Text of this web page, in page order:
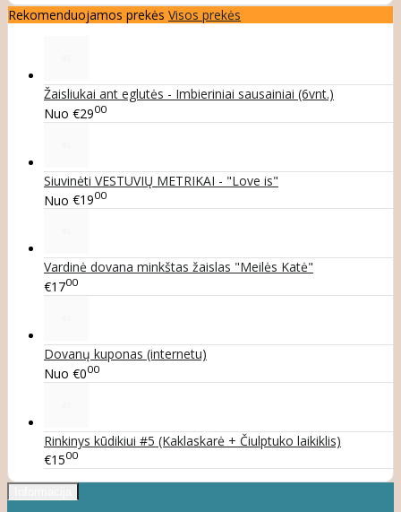
Rekomenduojamos prekės Visos prekės
Žaisliukai ant eglutės - Imbieriniai sausainiai (6vnt.)
Nuo €2900
Siuvinėti VESTUVIŲ METRIKAI - "Love is"
Nuo €1900
Vardinė dovana minkštas žaislas "Meilės Katė"
€1700
Dovanų kuponas (internetu)
Nuo €000
Rinkinys kūdikiui #5 (Kaklaskarė + Čiulptuko laikiklis)
€1500